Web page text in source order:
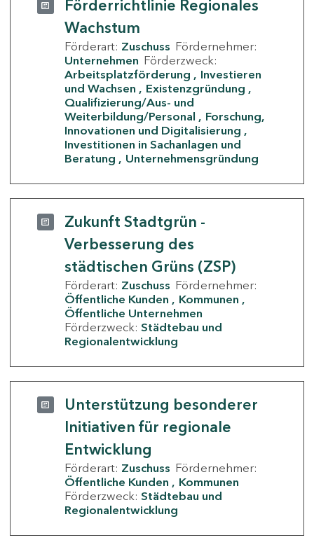
Förderrichtlinie Regionales
Wachstum
Förderart: Zuschuss Fördernehmer:
Unternehmen Förderzweck:
Arbeitsplatzförderung
Investieren
und Wachsen
Existenzgründung
Qualifizierung/Aus- und
Weiterbildung/Personal
Forschung,
Innovationen und Digitalisierung
Investitionen in Sachanlagen und
Beratung
Unternehmensgründung
Zukunft Stadtgrün -
Verbesserung des
städtischen Grüns (ZSP)
Förderart: Zuschuss Fördernehmer:
Öffentliche Kunden
Kommunen
Öffentliche Unternehmen
Förderzweck: Städtebau und
Regionalentwicklung
Unterstützung besonderer
Initiativen für regionale
Entwicklung
Förderart: Zuschuss Fördernehmer:
Öffentliche Kunden
Kommunen
Förderzweck: Städtebau und
Regionalentwicklung